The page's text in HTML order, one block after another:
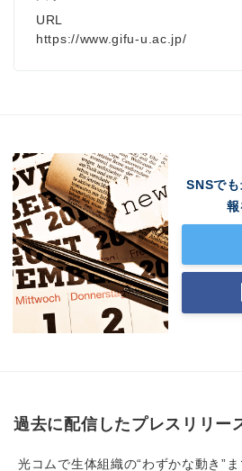
URL
https://www.gifu-u.ac.jp/
SNSで
過去に配信したプレスリリー
光コムで生体組織の“わずかな動き”ま